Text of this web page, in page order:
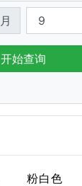
月
开始查询
粉白色